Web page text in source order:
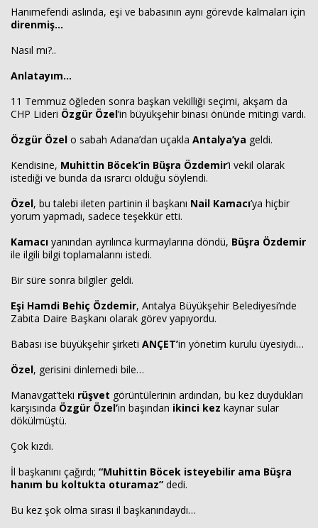
Hanımefendi aslında, eşi ve babasının aynı görevde kalmaları için
direnmiş…
Nasıl mı?..
Anlatayım…
11 Temmuz öğleden sonra başkan vekilliği seçimi, akşam da
CHP Lideri Özgür Özel’in büyükşehir binası önünde mitingi vardı.
Özgür Özel o sabah Adana’dan uçakla Antalya’ya geldi.
Kendisine, Muhittin Böcek’in Büşra Özdemir’i vekil olarak
istediği ve bunda da ısrarcı olduğu söylendi.
Özel, bu talebi ileten partinin il başkanı Nail Kamacı’ya hiçbir
yorum yapmadı, sadece teşekkür etti.
Kamacı yanından ayrılınca kurmaylarına döndü, Büşra Özdemir
ile ilgili bilgi toplamalarını istedi.
Bir süre sonra bilgiler geldi.
Eşi Hamdi Behiç Özdemir, Antalya Büyükşehir Belediyesi’nde
Zabıta Daire Başkanı olarak görev yapıyordu.
Babası ise büyükşehir şirketi ANÇET’in yönetim kurulu üyesiydi…
Özel, gerisini dinlemedi bile…
Manavgat’teki rüşvet görüntülerinin ardından, bu kez duydukları
karşısında Özgür Özel’in başından ikinci kez kaynar sular
dökülmüştü.
Çok kızdı.
İl başkanını çağırdı; “Muhittin Böcek isteyebilir ama Büşra
hanım bu koltukta oturamaz” dedi.
Bu kez şok olma sırası il başkanındaydı…